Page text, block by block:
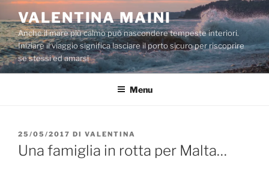
Salta
al
contenuto
VALENTINA MAINI
Anche il mare più calmo può nascondere tempeste interiori.
Iniziare il viaggio significa lasciare il porto sicuro per riscoprire
se stessi ed amarsi
Menu
PUBBLICATO
IL
25/05/2017 DI VALENTINA
Una famiglia in rotta per Malta…